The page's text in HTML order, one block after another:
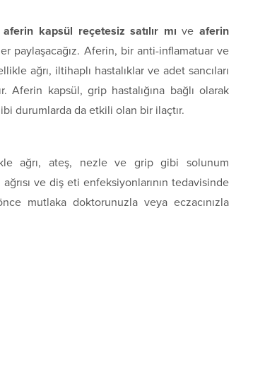
aferin kapsül reçetesiz satılır mı veaferin
paylaşacağız. Aferin, bir anti-inflamatuar ve
ağrı, iltihaplı hastalıklar ve adet sancıları
Aferin kapsül, grip hastalığına bağlı olarak
durumlarda da etkili olan bir ilaçtır.
ağrı, ateş, nezle ve grip gibi solunum
ve diş eti enfeksiyonlarının tedavisinde
mutlaka doktorunuzla veya eczacınızla